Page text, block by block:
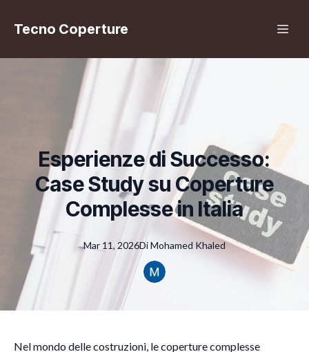
Tecno Coperture
Esperienze di Successo:
Case Study su Coperture
Complesse in Italia
Mar 11, 2026DiMohamed Khaled
Nel mondo delle costruzioni, le coperture complesse